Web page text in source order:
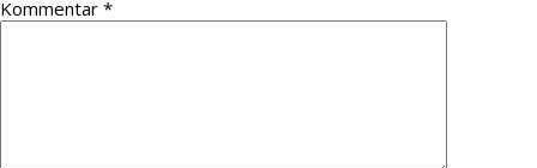
Kommentar *